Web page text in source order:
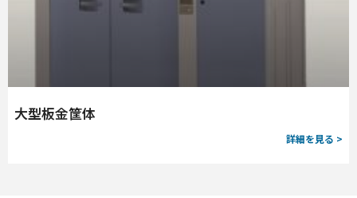
大型板金筐体
詳細を見る >